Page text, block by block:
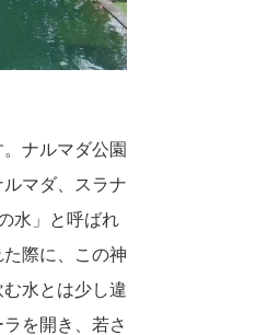
ナルマダ公園
マダ、スラナ
水」と呼ばれ
際に、この神
水とは少し違
を開き、若さ